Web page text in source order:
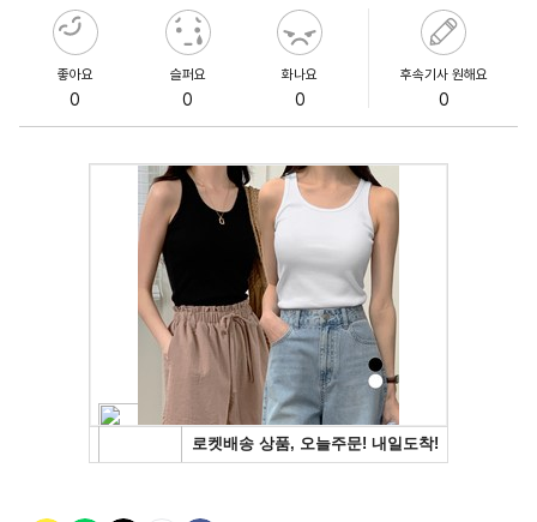
좋아요
0
슬퍼요
0
화나요
0
후속기사 원해요
0